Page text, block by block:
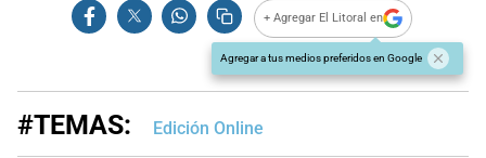
+ Agregar El Litoral en
Agregar a tus medios preferidos en Google
#TEMAS: Edición Online